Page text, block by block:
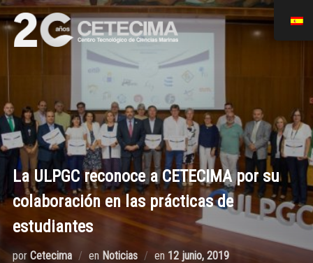
La ULPGC reconoce a CETECIMA por su
colaboración en las prácticas de
estudiantes
por Cetecima en Noticias en 12 junio, 2019